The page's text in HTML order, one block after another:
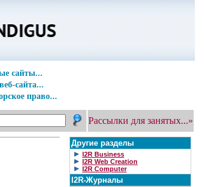
сайты...
сайта...
право...
Рассылки для занятых...»
Другие разделы
I2R Business
I2R Web Creation
I2R Computer
I2R-Журналы